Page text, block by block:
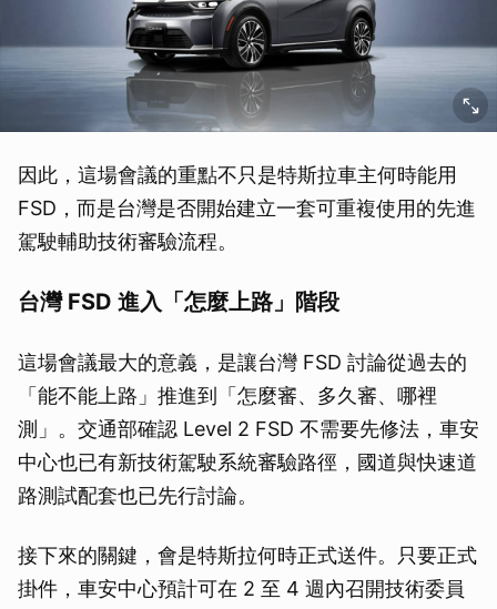
因此，這場會議的重點不只是特斯拉車主何時能用
FSD，而是台灣是否開始建立一套可重複使用的先進
駕駛輔助技術審驗流程。
台灣 FSD 進入「怎麼上路」階段
這場會議最大的意義，是讓台灣 FSD 討論從過去的
「能不能上路」推進到「怎麼審、多久審、哪裡
測」。交通部確認 Level 2 FSD 不需要先修法，車安
中心也已有新技術駕駛系統審驗路徑，國道與快速道
路測試配套也已先行討論。
接下來的關鍵，會是特斯拉何時正式送件。只要正式
掛件，車安中心預計可在 2 至 4 週內召開技術委員